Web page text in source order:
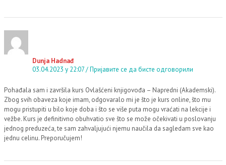
Dunja Hadnađ
03.04.2023 у 22:07
Пријавите се да бисте одговорили
Pohađala sam i završila kurs Ovlašćeni knjigovođa – Napredni (Akademski).
Zbog svih obaveza koje imam, odgovaralo mi je što je kurs online, što mu
mogu pristupiti u bilo koje doba i što se više puta mogu vraćati na lekcije i
vežbe. Kurs je definitivno obuhvatio sve što se može očekivati u poslovanju
jednog preduzeća, te sam zahvaljujući njemu naučila da sagledam sve kao
jednu celinu. Preporučujem!